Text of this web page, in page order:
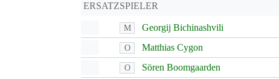
ERSATZSPIELER
M Georgij Bichinashvili
O Matthias Cygon
O Sören Boomgaarden